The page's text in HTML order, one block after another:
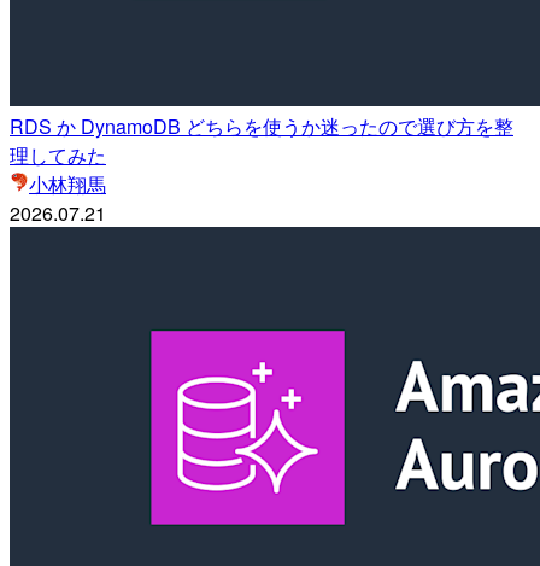
RDS か DynamoDB どちらを使うか迷ったので選び方を整
理してみた
小林翔馬
2026.07.21